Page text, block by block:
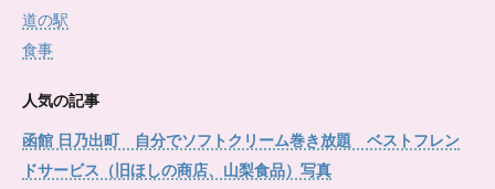
道の駅
食事
人気の記事
函館 日乃出町 自分でソフトクリーム巻き放題 ベストフレン
ドサービス（旧ほしの商店、山梨食品）写真